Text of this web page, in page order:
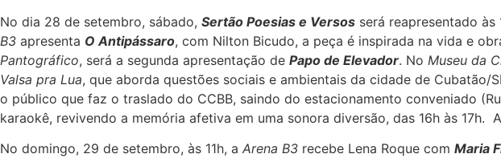
No dia 28 de setembro, sábado, Sertão Poesias e Versos será reapresentado
B3 apresenta O Antipássaro, com Nilton Bicudo, a peça é inspirada na vida e
Pantográfico, será a segunda apresentação de Papo de Elevador. No Museu da
Valsa pra Lua, que aborda questões sociais e ambientais da cidade de Cubatão/
o público que faz o traslado do CCBB, saindo do estacionamento conveniado
karaokê, revivendo a memória afetiva em uma sonora diversão, das 16h às
No domingo, 29 de setembro, às 11h, a Arena B3 recebe Lena Roque com Maria